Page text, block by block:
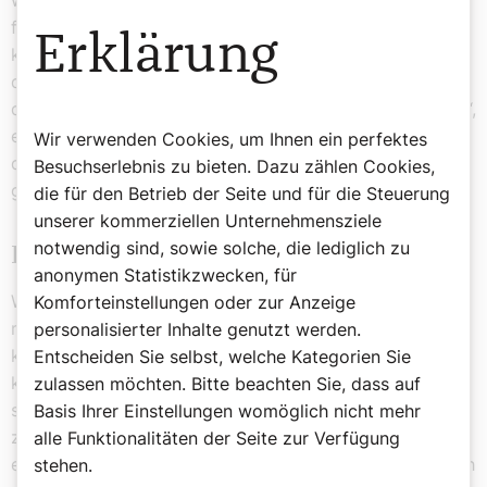
fasziniert am Alphakurs, dass es sehr konzentriert und
klar um Gottvater, um Jesus, um den Heiligen Geist, um
die Heilige Schrift geht“, sagt Klaus Aichner. „Ich habe
den Alpha-Kurs online gemacht, während der Pandemie“,
erzählt Lemp: „Ich habe die verschiedenen Sichtweisen
der Teilnehmenden positiv als Bereicherung erlebt, auch
gerade bei den Suchenden.“
Essen, Film und Gespräche
Wie so ein Jugend-Alpha-Kurs aussieht? „Wir beginnen
mit einem gemeinsamen Abendessen, dann kommt eine
kurze Lobpreis-Zeit und dann schauen wir uns einen
kurzen Film an. Wir können uns zum Gesehenen äußern,
später auch in einer Kleingruppe, damit jede und jeder
zu Wort kommt“, sagt das Ehepaar Aichner. „Wichtig ist
es auch, dass wir an diesen Abenden hernach auch noch
Erklärung
Wir verwenden Cookies, um Ihnen ein perfektes
Besuchserlebnis zu bieten. Dazu zählen Cookies,
die für den Betrieb der Seite und für die Steuerung
unserer kommerziellen Unternehmensziele
notwendig sind, sowie solche, die lediglich zu
anonymen Statistikzwecken, für
Komforteinstellungen oder zur Anzeige
personalisierter Inhalte genutzt werden.
Entscheiden Sie selbst, welche Kategorien Sie
zulassen möchten. Bitte beachten Sie, dass auf
Basis Ihrer Einstellungen womöglich nicht mehr
alle Funktionalitäten der Seite zur Verfügung
stehen.